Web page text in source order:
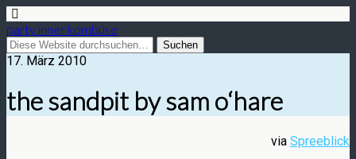
party inner kombüse
17. März 2010
the sandpit by sam o‘hare
via Spreeblick